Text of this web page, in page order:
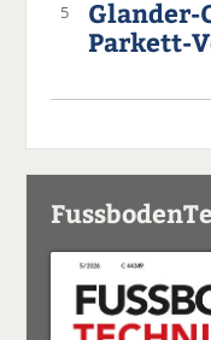
5
Glander-
Parkett-